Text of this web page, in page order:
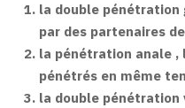
la double pénétration
par des partenaires
la pénétration anale ,
pénétrés en même
la double pénétration